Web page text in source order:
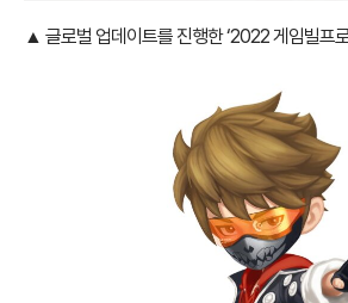
▲ 글로벌 업데이트를 진행한 ‘2022 게임빌프